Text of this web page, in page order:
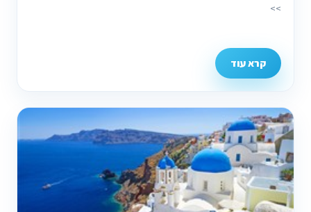
>>
קרא עוד